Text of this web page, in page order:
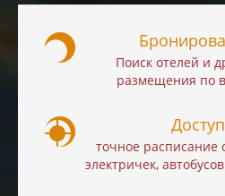
Поиск отелей и
размещения по
точное расписание
электричек,